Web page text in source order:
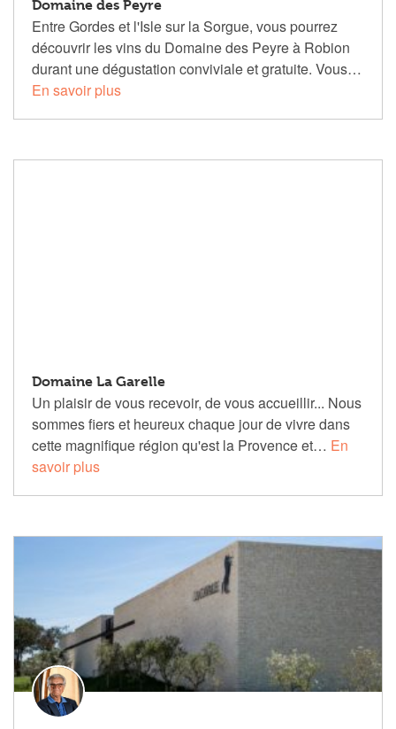
Domaine des Peyre
Entre Gordes et l'Isle sur la Sorgue, vous pourrez
découvrir les vins du Domaine des Peyre à Robion
durant une dégustation conviviale et gratuite. Vous…
En savoir plus
Domaine La Garelle
Un plaisir de vous recevoir, de vous accueillir... Nous
sommes fiers et heureux chaque jour de vivre dans
cette magnifique région qu'est la Provence et… En
savoir plus